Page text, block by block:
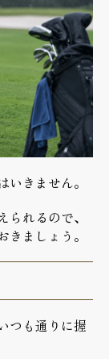
きません。
られるので、
ましょう。
つも通りに握